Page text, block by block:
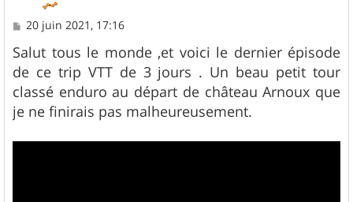
M
s
s
a
g
e
20 juin 2021, 17:16
Salut tous le monde ,et voici le dernier épisode
de ce trip VTT de 3 jours . Un beau petit tour
classé enduro au départ de château Arnoux que
je ne finirais pas malheureusement.